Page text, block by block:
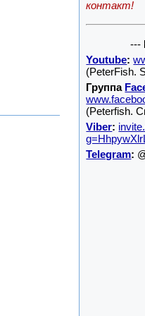
контакт!
---
Youtube:
(PeterFish.
Группа
(Peterfish.
Viber:
Telegram: